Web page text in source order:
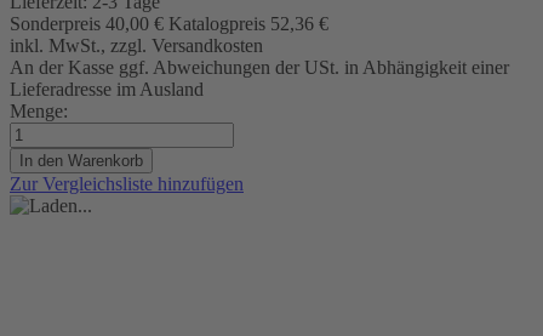
Sonderpreis 40,00 € Katalogpreis 52,36 €
inkl. MwSt., zzgl. Versandkosten
An der Kasse ggf. Abweichungen der USt. in Abhängigkeit einer
Lieferadresse im Ausland
Menge:
In den Warenkorb
Zur Vergleichsliste hinzufügen